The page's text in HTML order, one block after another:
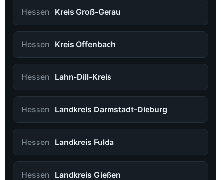
Hessen Kreis Groß-Gerau
Hessen Kreis Offenbach
Hessen Lahn-Dill-Kreis
Hessen Landkreis Darmstadt-Dieburg
Hessen Landkreis Fulda
Hessen Landkreis Gießen